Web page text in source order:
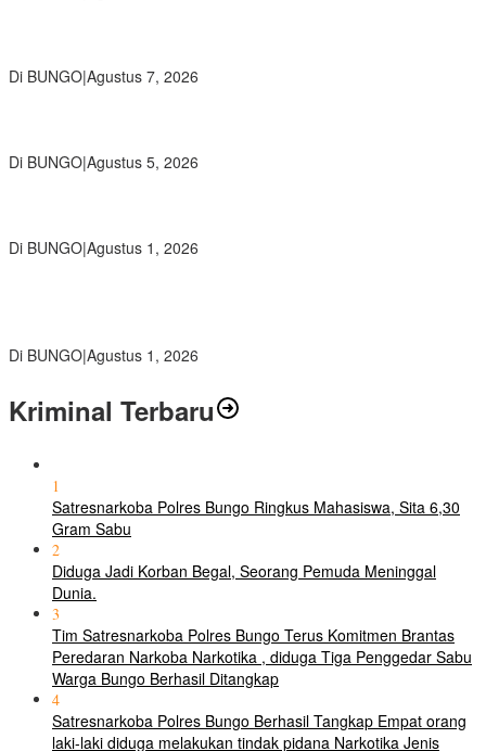
Di BUNGO|Agustus 7, 2026
Di BUNGO|Agustus 5, 2026
Di BUNGO|Agustus 1, 2026
Di BUNGO|Agustus 1, 2026
Kriminal Terbaru
1
Satresnarkoba Polres Bungo Ringkus Mahasiswa, Sita 6,30
Gram Sabu
2
Diduga Jadi Korban Begal, Seorang Pemuda Meninggal
Dunia.
3
Tim Satresnarkoba Polres Bungo Terus Komitmen Brantas
Peredaran Narkoba Narkotika , diduga Tiga Penggedar Sabu
Warga Bungo Berhasil Ditangkap
4
Satresnarkoba Polres Bungo Berhasil Tangkap Empat orang
laki-laki diduga melakukan tindak pidana Narkotika Jenis